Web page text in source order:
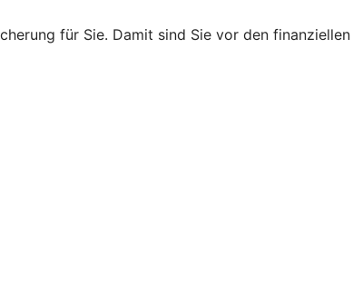
für Sie. Damit sind Sie vor den finanziellen